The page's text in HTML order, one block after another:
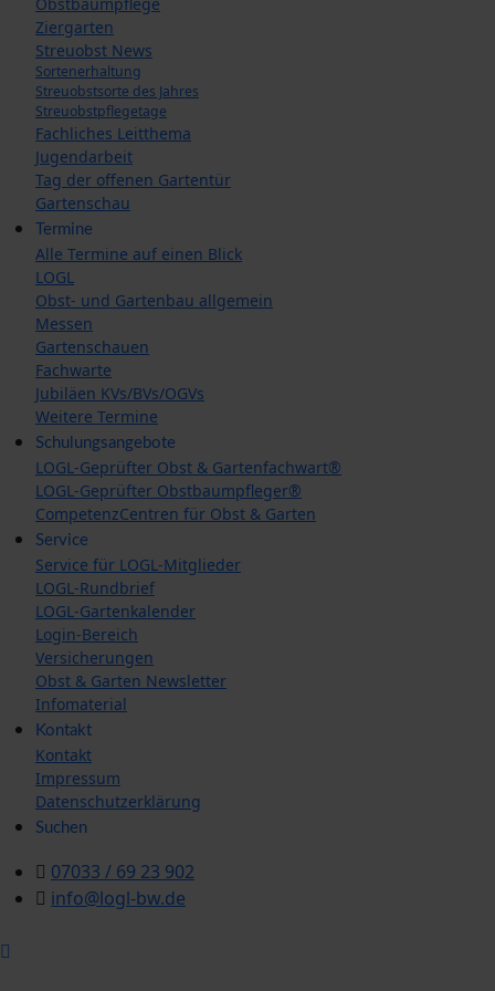
Ziergarten
Streuobst News
Sortenerhaltung
Streuobstsorte des Jahres
Streuobstpflegetage
Fachliches Leitthema
Jugendarbeit
Tag der offenen Gartentür
Gartenschau
Termine
Alle Termine auf einen Blick
LOGL
Obst- und Gartenbau allgemein
Messen
Gartenschauen
Fachwarte
Jubiläen KVs/BVs/OGVs
Weitere Termine
Schulungsangebote
LOGL-Geprüfter Obst & Gartenfachwart®
LOGL-Geprüfter Obstbaumpfleger®
CompetenzCentren für Obst & Garten
Service
Service für LOGL-Mitglieder
LOGL-Rundbrief
LOGL-Gartenkalender
Login-Bereich
Versicherungen
Obst & Garten Newsletter
Infomaterial
Kontakt
Kontakt
Impressum
Datenschutzerklärung
Suchen
07033 / 69 23 902
info@logl-bw.de